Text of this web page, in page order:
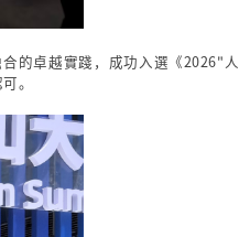
的卓越實踐，成功入選《2026"人
。